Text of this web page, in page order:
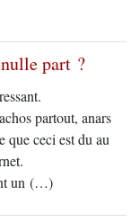
part ?
partout, anars
que ceci est du au
un (…)